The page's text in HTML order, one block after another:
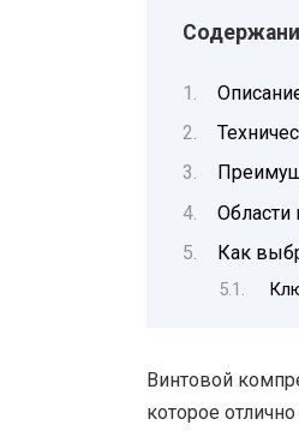
Области
Как
Винтовой
которое